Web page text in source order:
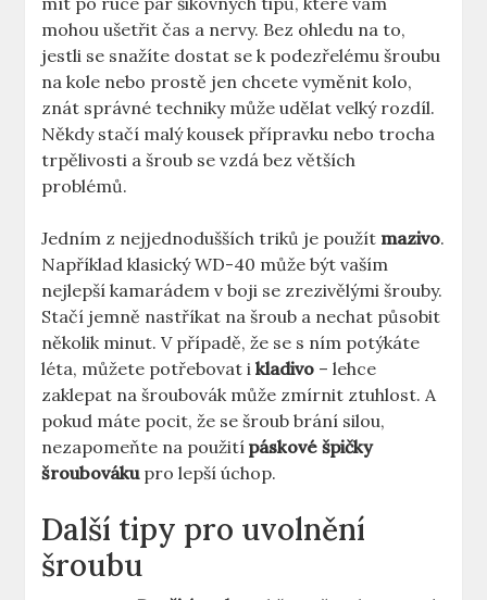
mohou ušetřit čas a⁤ nervy. Bez ohledu na‍ to,
jestli se ⁤snažíte dostat se k podezřelému šroubu
na kole nebo prostě jen chcete vyměnit kolo,
znát správné ‌techniky může udělat velký rozdíl.​
Někdy stačí malý kousek přípravku nebo trocha
trpělivosti a šroub se​ vzdá bez větších
problémů.
Jedním z nejjednodušších triků je použít mazivo.
Například klasický WD-40 může být vaším
nejlepší kamarádem v boji se zrezivělými šrouby.
Stačí jemně nastříkat na ‍šroub a nechat působit
několik minut. V případě, že se s ním potýkáte
⁤léta, ⁤můžete potřebovat ikladivo – lehce
‍zaklepat na šroubovák může zmírnit ztuhlost. A
‍pokud máte pocit, že se šroub brání silou,‍
nezapomeňte na použitípáskové špičky
šroubovákupro ⁤lepší úchop.
Další tipy pro⁢ uvolnění
šroubu